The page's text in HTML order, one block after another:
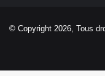
© Copyright 2026, Tous